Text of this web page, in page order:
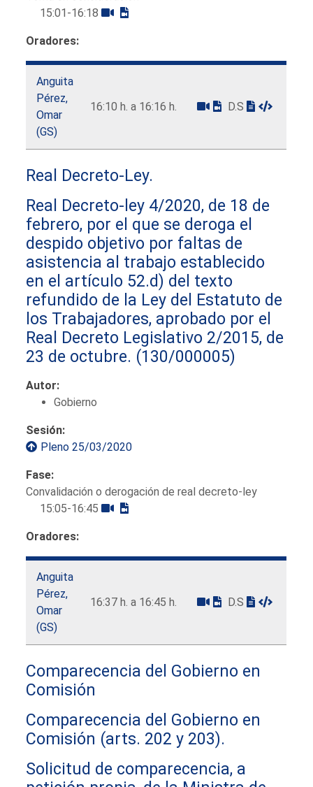
15:01-16:18
Oradores:
Anguita
Pérez,
Omar
(GS)
16:10 h. a 16:16 h. D.S
Real Decreto-Ley.
Real Decreto-ley 4/2020, de 18 de
febrero, por el que se deroga el
despido objetivo por faltas de
asistencia al trabajo establecido
en el artículo 52.d) del texto
refundido de la Ley del Estatuto de
los Trabajadores, aprobado por el
Real Decreto Legislativo 2/2015, de
23 de octubre. (130/000005)
Autor:
Gobierno
Sesión:
Pleno 25/03/2020
Fase:
Convalidación o derogación de real decreto-ley
15:05-16:45
Oradores:
Anguita
Pérez,
Omar
(GS)
16:37 h. a 16:45 h. D.S
Comparecencia del Gobierno en
Comisión
Comparecencia del Gobierno en
Comisión (arts. 202 y 203).
Solicitud de comparecencia, a